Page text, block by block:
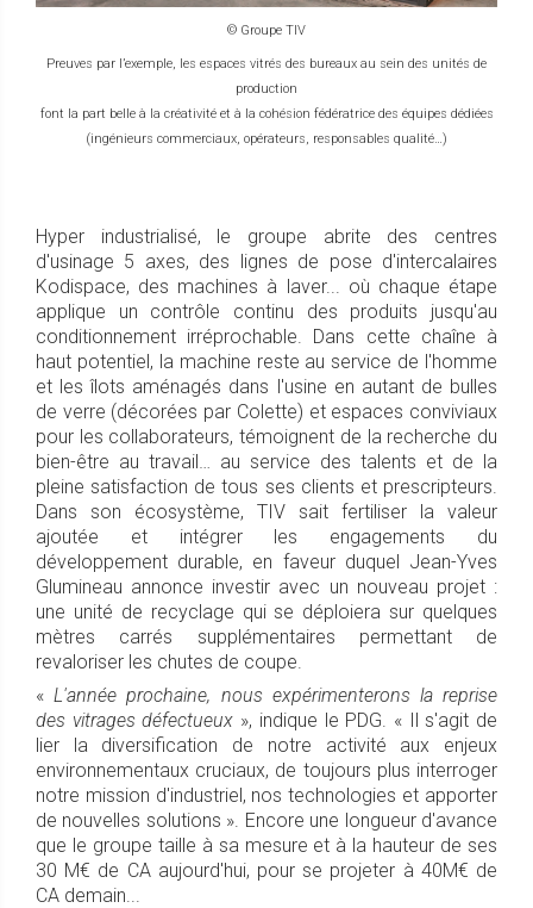
© Groupe TIV
Preuves par l’exemple, les espaces vitrés des bureaux au sein des unités de
production
font la part belle à la créativité et à la cohésion fédératrice des équipes dédiées
(ingénieurs commerciaux, opérateurs, responsables qualité…)
Hyper industrialisé, le groupe abrite des centres
d'usinage 5 axes, des lignes de pose d'intercalaires
Kodispace, des machines à laver... où chaque étape
applique un contrôle continu des produits jusqu'au
conditionnement irréprochable. Dans cette chaîne à
haut potentiel, la machine reste au service de l'homme
et les îlots aménagés dans l'usine en autant de bulles
de verre (décorées par Colette) et espaces conviviaux
pour les collaborateurs, témoignent de la recherche du
bien-être au travail… au service des talents et de la
pleine satisfaction de tous ses clients et prescripteurs.
Dans son écosystème, TIV sait fertiliser la valeur
ajoutée et intégrer les engagements du
développement durable, en faveur duquel Jean-Yves
Glumineau annonce investir avec un nouveau projet :
une unité de recyclage qui se déploiera sur quelques
mètres carrés supplémentaires permettant de
revaloriser les chutes de coupe.
«L'année prochaine, nous expérimenterons la reprise
des vitrages défectueux », indique le PDG. « Il s'agit de
lier la diversification de notre activité aux enjeux
environnementaux cruciaux, de toujours plus interroger
notre mission d'industriel, nos technologies et apporter
de nouvelles solutions ». Encore une longueur d'avance
que le groupe taille à sa mesure et à la hauteur de ses
30 M€ de CA aujourd'hui, pour se projeter à 40M€ de
CA demain...